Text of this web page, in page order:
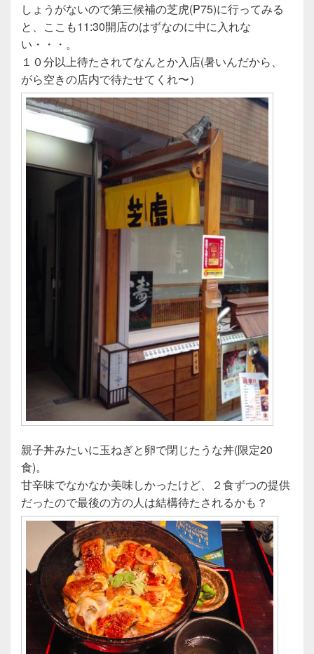
しょうがないので第三候補の芝虎(P75)に行ってみる
と、ここも11:30開店のはずなのに中に入れな
い・・・。
１０分以上待たされてなんとか入店(暑いんだから、
がら空きの店内で待たせてくれ〜）
親子丼みたいに玉ねぎと卵で閉じたうな丼(限定20
食)。
甘辛味でなかなか美味しかったけど、２食ずつの提供
だったので最後の方の人は結構待たされるかも？